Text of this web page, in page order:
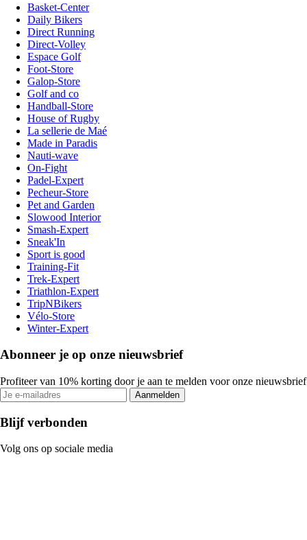
Basket-Center
Daily Bikers
Direct Running
Direct-Volley
Espace Golf
Foot-Store
Galop-Store
Golf and co
Handball-Store
House of Rugby
La sellerie de Maé
Made in Paradis
Nauti-wave
On-Fight
Padel-Expert
Pecheur-Store
Pet and Garden
Slowood Interior
Smash-Expert
Sneak'In
Sport is good
Training-Fit
Trek-Expert
Triathlon-Expert
TripNBikers
Vélo-Store
Winter-Expert
Abonneer je op onze nieuwsbrief
Profiteer van 10% korting door je aan te melden voor onze nieuwsbrief
Aanmelden
Blijf verbonden
Volg ons op sociale media